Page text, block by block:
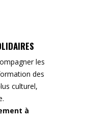
les
des
culturel,
à